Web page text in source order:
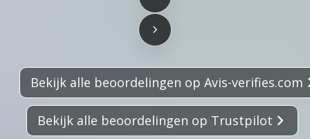
Bekijk alle beoordelingen op Avis-verifies.com
Bekijk alle beoordelingen op Trustpilot